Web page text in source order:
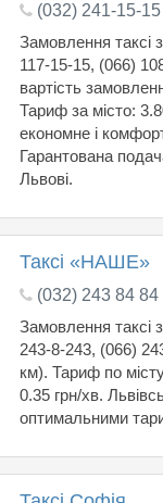
(032) 241-15-15
Замовлення таксі
117-15-15, (066)
вартість
Тариф за місто:
економне і
Гарантована
Львові.
Таксі «НАШЕ»
(032) 243 84 84
Замовлення таксі
243-8-243, (066)
км). Тариф по
0.35 грн/хв.
оптимальними